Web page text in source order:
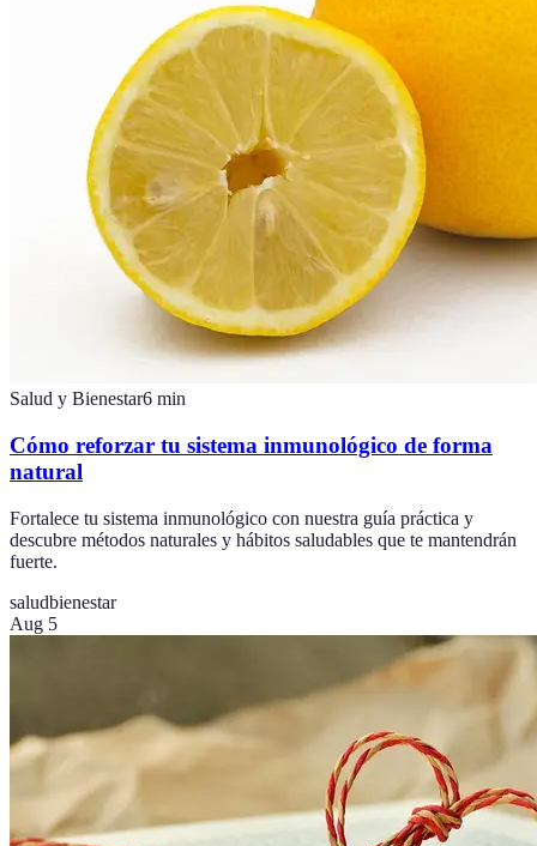
Salud y Bienestar6 min
Cómo reforzar tu sistema inmunológico de forma
natural
Fortalece tu sistema inmunológico con nuestra guía práctica y
descubre métodos naturales y hábitos saludables que te mantendrán
fuerte.
saludbienestar
Aug 5